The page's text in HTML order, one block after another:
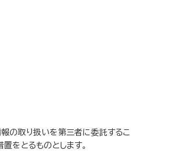
の取り扱いを第三者に委託するこ
をとるものとします。